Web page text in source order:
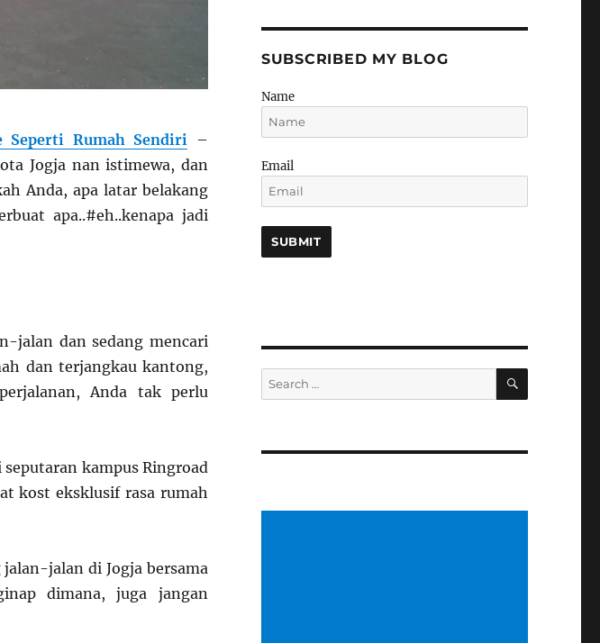
Seperti Rumah Sendiri
–
Jogja nan istimewa, dan
Anda, apa latar belakang
apa..#eh..kenapa jadi
jalan dan sedang mencari
dan terjangkau kantong,
Anda tak perlu
seputaran kampus Ringroad
kost eksklusif rasa rumah
jalan-jalan di Jogja bersama
dimana, juga jangan
SUBSCRIBED MY BLOG
Name
Email
Search
for:
SEARCH